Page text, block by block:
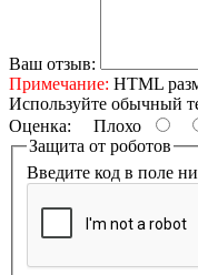
Ваш отзыв:
Примечание: HTML
Используйте обычный
Оценка: Плохо
Защита от роботов
Введите код в поле